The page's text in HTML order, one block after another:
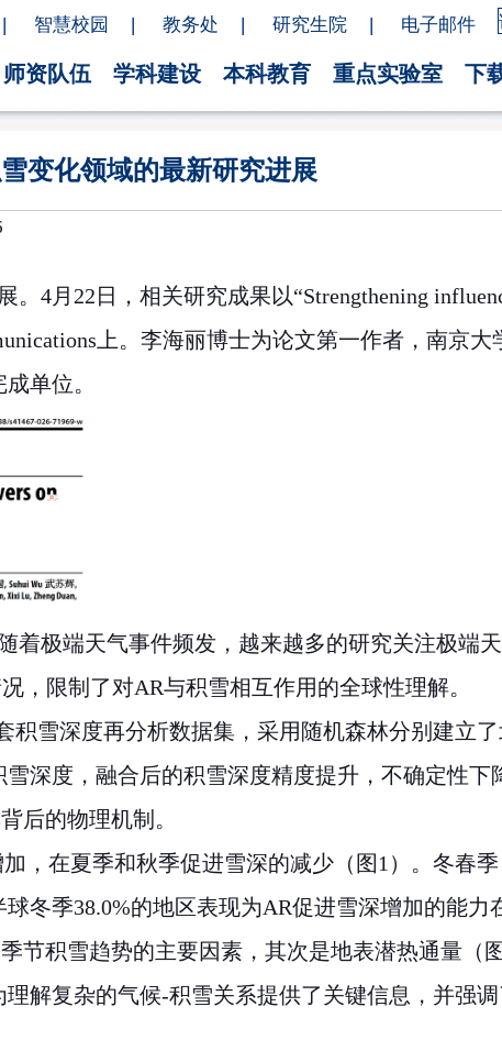
| 智慧校园 | 教务处 | 研究生院 | 电子邮件
师资队伍 学科建设 本科教育 重点实验室 下
变化领域的最新研究进展
。 4月 22 日，相关研究成果以“Strengthening
上。李海丽博士为论文第一作者，南京大
单位。
着极端天气事件频发，越来越多的研究关注极端
，限制了对AR与积雪相互作用的全球性理解。
积雪深度再分析数据集，采用随机森林分别建立
深度，融合后的积雪深度精度提升，不确定性下
后的物理机制。
，在夏季和秋季促进雪深的减少（图1 ）。冬春
球冬季38.0%的地区表现为AR促进雪深增加的能力
节积雪趋势的主要因素，其次是地表潜热通量（
解复杂的气候-积雪关系提供了关键信息，并强